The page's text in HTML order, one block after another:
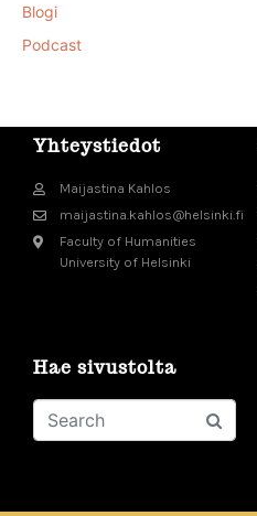
Blogi
Podcast
Yhteystiedot
Maijastina Kahlos
maijastina.kahlos@helsinki.fi
Faculty of Humanities
University of Helsinki
Hae sivustolta